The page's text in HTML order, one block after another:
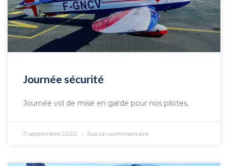
Journée sécurité
Journée vol de mise en garde pour nos pilotes.
11 septembre 2022 Aucun commentaire